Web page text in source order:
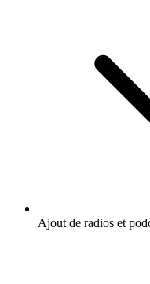
Ajout de radios et